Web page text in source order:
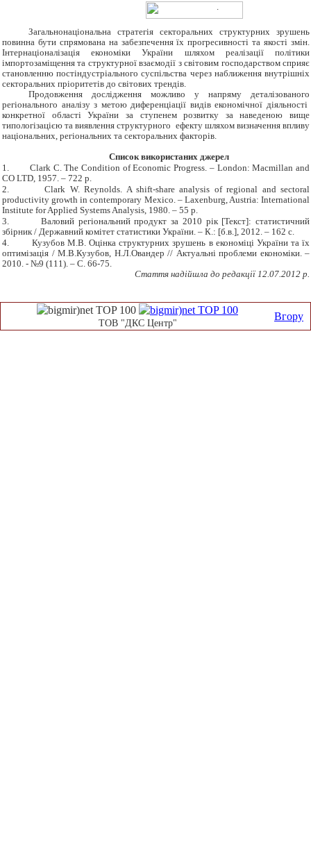
Загальнонаціональна стратегія секторальних структурних зрушень
повинна бути спрямована на забезпечення їх прогресивності та якості змін.
Інтернаціоналізація економіки України шляхом реалізації політики
імпортозаміщення та структурної взаємодії з світовим господарством сприяє
становленню постіндустріального суспільства через наближення внутрішніх
секторальних пріоритетів до світових трендів.
Продовження дослідження можливо у напряму деталізованого
регіонального аналізу з метою диференціації видів економічної діяльності
конкретної області України за ступенем розвитку за наведеною вище
типологізацією та виявлення структурного ефекту шляхом визначення впливу
національних, регіональних та секторальних факторів.
Список використаних джерел
1.
Clark C. The Condition of Economic Progress. – London: Macmillan and
CO LTD, 1957. – 722 p.
2.
Clark W. Reynolds. A shift-share analysis of regional and sectoral
productivity growth in contemporary Mexico. – Laxenburg, Austria: International
Institute for Applied Systems Analysis, 1980. – 55 p.
3.
Валовий регіональний продукт за 2010 рік [Текст]: статистичний
збірник / Державний комітет статистики України. – К.: [б.в.], 2012. – 162 с.
4.
Кузубов М.В. Оцінка структурних зрушень в економіці України та їх
оптимізація / М.В.Кузубов, Н.Л.Овандер // Актуальні проблеми економіки. –
2010. - №9 (111). – С. 66-75.
Стаття надійшла до редакції 12.07.2012 р.
Вгору
ТОВ "ДКС Центр"